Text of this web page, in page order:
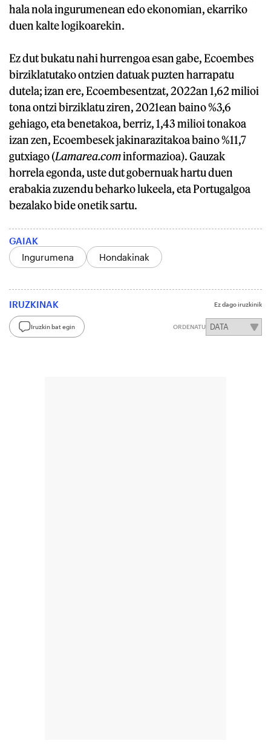
hala nola ingurumenean edo ekonomian, ekarriko
duen kalte logikoarekin.
Ez dut bukatu nahi hurrengoa esan gabe, Ecoembes
birziklatutako ontzien datuak puzten harrapatu
dutela; izan ere, Ecoembesentzat, 2022an 1,62 milioi
tona ontzi birziklatu ziren, 2021ean baino %3,6
gehiago, eta benetakoa, berriz, 1,43 milioi tonakoa
izan zen, Ecoembesek jakinarazitakoa baino %11,7
gutxiago (Lamarea.cominformazioa). Gauzak
horrela egonda, uste dut gobernuak hartu duen
erabakia zuzendu beharko lukeela, eta Portugalgoa
bezalako bide onetik sartu.
GAIAK
Ingurumena
Hondakinak
IRUZKINAK Ez dago iruzkinik
Iruzkin bat egin ORDENATU